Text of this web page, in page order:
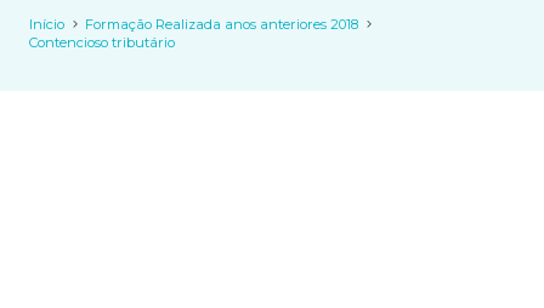
Início
Formação Realizada anos anteriores 2018
Contencioso tributário